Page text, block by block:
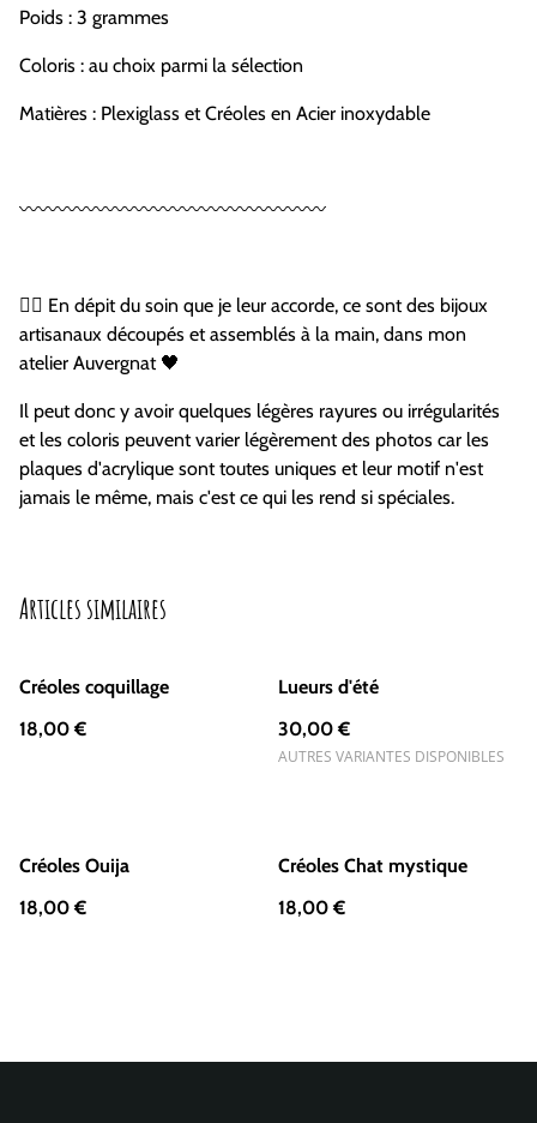
Poids : 3 grammes
Coloris : au choix parmi la sélection
Matières : Plexiglass et Créoles en Acier inoxydable
〰️〰️〰️〰️〰️〰️〰️〰️〰️〰️〰️〰️〰️〰️〰️〰️
🏴‍☠️ En dépit du soin que je leur accorde, ce sont des bijoux
artisanaux découpés et assemblés à la main, dans mon
atelier Auvergnat 🖤
Il peut donc y avoir quelques légères rayures ou irrégularités
et les coloris peuvent varier légèrement des photos car les
plaques d'acrylique sont toutes uniques et leur motif n'est
jamais le même, mais c'est ce qui les rend si spéciales.
Articles similaires
Créoles coquillage
18,00 €
Lueurs d'été
30,00 €
AUTRES VARIANTES DISPONIBLES
Créoles Ouija
18,00 €
Créoles Chat mystique
18,00 €